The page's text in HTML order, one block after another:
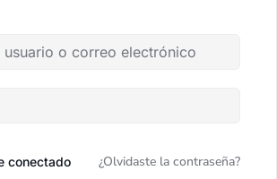
conectado ¿Olvidaste la contraseña?